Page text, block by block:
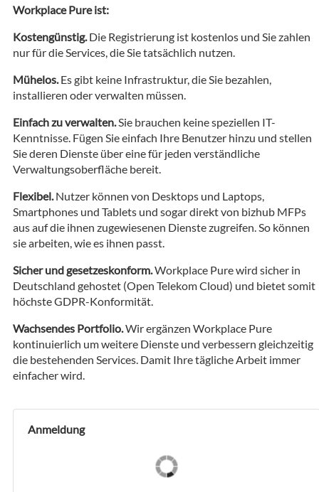
Workplace Pure ist:
Kostengünstig.Die Registrierung ist kostenlos und Sie zahlen
nur für die Services, die Sie tatsächlich nutzen.
Mühelos.Es gibt keine Infrastruktur, die Sie bezahlen,
installieren oder verwalten müssen.
Einfach zu verwalten.Sie brauchen keine speziellen IT-
Kenntnisse. Fügen Sie einfach Ihre Benutzer hinzu und stellen
Sie deren Dienste über eine für jeden verständliche
Verwaltungsoberfläche bereit.
Flexibel.Nutzer können von Desktops und Laptops,
Smartphones und Tablets und sogar direkt von bizhub MFPs
aus auf die ihnen zugewiesenen Dienste zugreifen. So können
sie arbeiten, wie es ihnen passt.
Sicher und gesetzeskonform.Workplace Pure wird sicher in
Deutschland gehostet (Open Telekom Cloud) und bietet somit
höchste GDPR-Konformität.
Wachsendes Portfolio.Wir ergänzen Workplace Pure
kontinuierlich um weitere Dienste und verbessern gleichzeitig
die bestehenden Services. Damit Ihre tägliche Arbeit immer
einfacher wird.
Anmeldung